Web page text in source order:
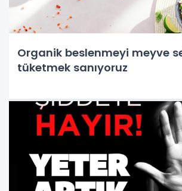
Organik beslenmeyi meyve
tüketmek sanıyoruz